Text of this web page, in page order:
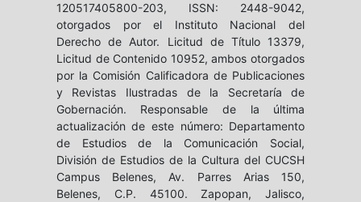
120517405800-203, ISSN: 2448-9042,
otorgados por el Instituto Nacional del
Derecho de Autor. Licitud de Título 13379,
Licitud de Contenido 10952, ambos otorgados
por la Comisión Calificadora de Publicaciones
y Revistas Ilustradas de la Secretaría de
Gobernación. Responsable de la última
actualización de este número: Departamento
de Estudios de la Comunicación Social,
División de Estudios de la Cultura del CUCSH
Campus Belenes, Av. Parres Arias 150,
Belenes, C.P. 45100. Zapopan, Jalisco,